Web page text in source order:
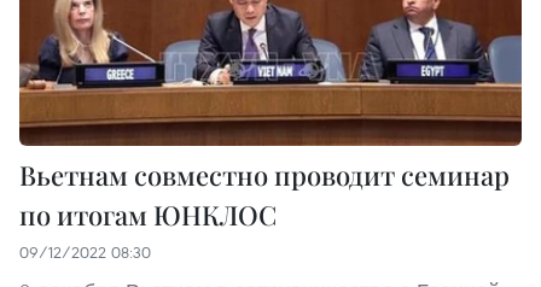
Вьетнам совместно проводит семинар
по итогам ЮНКЛОС
09/12/2022 08:30